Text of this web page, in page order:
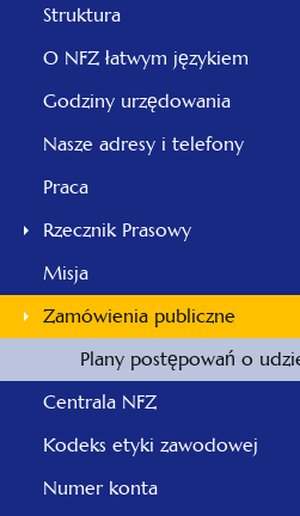
Struktura
O NFZ łatwym językiem
Godziny urzędowania
Nasze adresy i telefony
Praca
Rzecznik Prasowy
Misja
Zamówienia publiczne
Plany postępowań o
Centrala NFZ
Kodeks etyki zawodowej
Numer konta